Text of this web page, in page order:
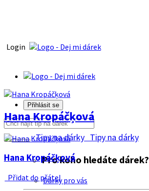
Login
Přihlásit se
Tipy na dárky Tipy na dárky
Pro koho hledáte dárek?
Dárky pro vás
Hana Kropáčķová
Hana Kropáčķová
Přidat do přátel